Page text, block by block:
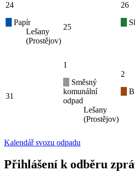
24
Papír
Lešany
(Prostějov)
25
26
31
1
Směsný
komunální
odpad
Lešany
(Prostějov)
2
Kalendář svozu odpadu
Přihlášení k odběru